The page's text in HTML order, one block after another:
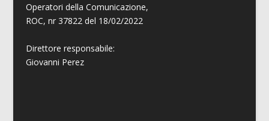
Operatori della Comunicazione,
ROC, nr 37822 del 18/02/2022
Direttore responsabile:
Giovanni Perez